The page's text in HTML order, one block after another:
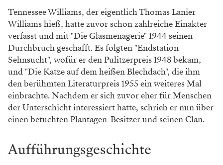
Tennessee Williams, der eigentlich Thomas Lanier
Williams hieß, hatte zuvor schon zahlreiche Einakter
verfasst und mit "Die Glasmenagerie" 1944 seinen
Durchbruch geschafft. Es folgten "Endstation
Sehnsucht", wofür er den Pulitzerpreis 1948 bekam,
und "Die Katze auf dem heißen Blechdach", die ihm
den berühmten Literaturpreis 1955 ein weiteres Mal
einbrachte. Nachdem er sich zuvor eher für Menschen
der Unterschicht interessiert hatte, schrieb er nun über
einen betuchten Plantagen-Besitzer und seinen Clan.
Aufführungsgeschichte